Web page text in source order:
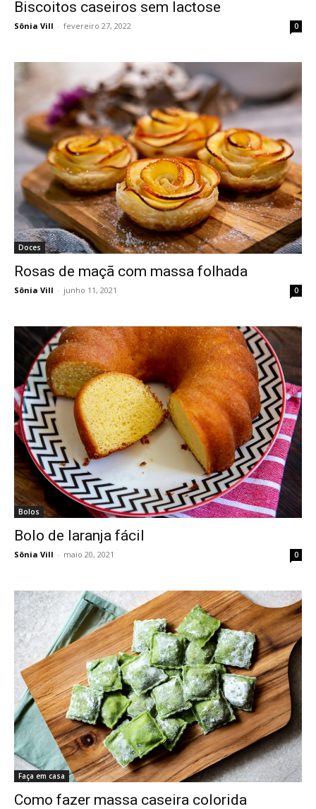
Biscoitos caseiros sem lactose
Sônia Vill - fevereiro 27, 2022 0
Doces
Rosas de maçã com massa folhada
Sônia Vill - junho 11, 2021 0
Bolos
Bolo de laranja fácil
Sônia Vill - maio 20, 2021 0
Faça em casa
Como fazer massa caseira colorida